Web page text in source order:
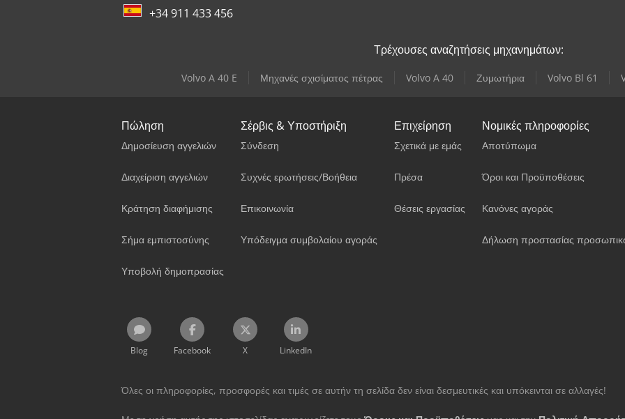
+34 911 433 456
Τρέχουσες αναζητήσεις μηχανημάτων:
Volvo A 40 E Μηχανές σχισίματος πέτρας Volvo A 40 Ζυμωτήρια Volvo Bl 61
Πώληση
Δημοσίευση αγγελιών
Διαχείριση αγγελιών
Κράτηση διαφήμισης
Σήμα εμπιστοσύνης
Υποβολή δημοπρασίας
Σέρβις & Υποστήριξη
Σύνδεση
Συχνές ερωτήσεις/Βοήθεια
Επικοινωνία
Υπόδειγμα συμβολαίου αγοράς
Επιχείρηση
Σχετικά με εμάς
Πρέσα
Θέσεις εργασίας
Νομικές πληροφορίες
Αποτύπωμα
Όροι και Προϋποθέσεις
Κανόνες αγοράς
Δήλωση προστασίας
Blog Facebook X LinkedIn
Όλες οι πληροφορίες, προσφορές και τιμές σε αυτήν τη σελίδα δεν είναι δεσμευτικές και υπόκεινται σε αλλαγές!